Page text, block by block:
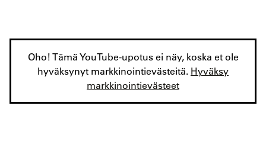
Oho! Tämä YouTube-upotus ei näy, koska et ole
hyväksynyt markkinointievästeitä. Hyväksy
markkinointievästeet